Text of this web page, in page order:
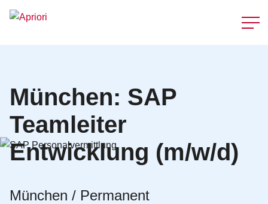
München: SAP
Teamleiter
Entwicklung (m/w/d)
München / Permanent